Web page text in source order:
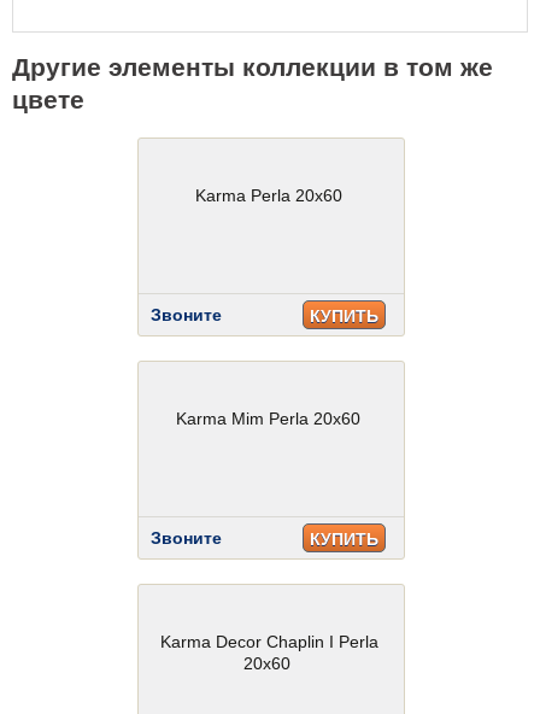
Другие элементы коллекции в том же
цвете
Karma Perla 20x60
Звоните КУПИТЬ
Karma Mim Perla 20x60
Звоните КУПИТЬ
Karma Decor Chaplin I Perla
20x60